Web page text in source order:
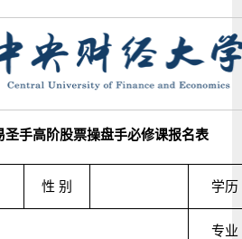
圣手高阶股票操盘手必修课报名表
性 别 学历
专业